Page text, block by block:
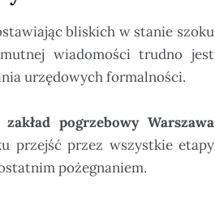
bliskich w stanie szoku
wiadomości trudno jest
urzędowych formalności.
zakład pogrzebowy Warszawa
przejść przez wszystkie etapy
pożegnaniem.